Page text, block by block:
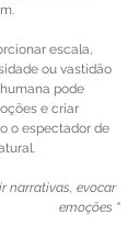
escala,
ou vastidão
pode
e criar
o espectador de
narrativas, evocar
emoções "